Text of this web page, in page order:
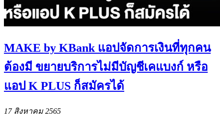
MAKE by KBank แอปจัดการเงินที่ทุกคน
ต้องมี ขยายบริการไม่มีบัญชีเคแบงก์ หรือ
แอป K PLUS ก็สมัครได้
17 สิงหาคม 2565